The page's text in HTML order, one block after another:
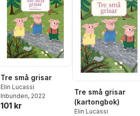
Tre små grisar
Elin Lucassi
Inbunden, 2022
101 kr
Tre små grisar
(kartongbok)
Elin Lucassi